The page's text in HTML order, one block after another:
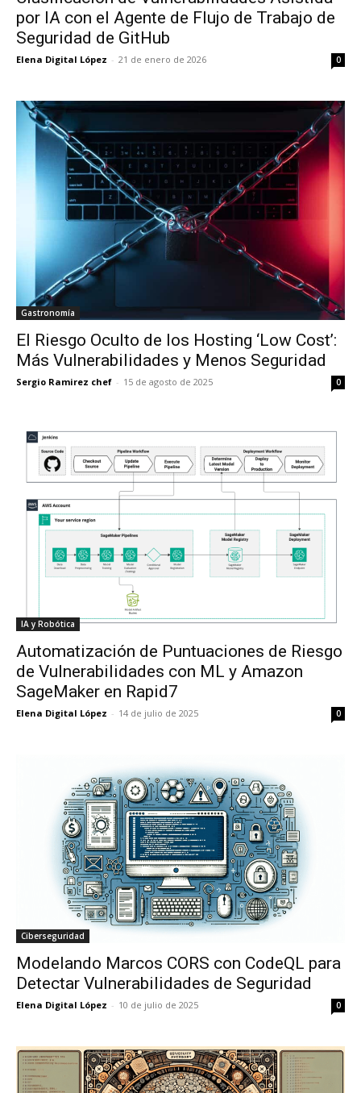
por IA con el Agente de Flujo de Trabajo de
Seguridad de GitHub
Elena Digital López - 21 de enero de 2026 0
Gastronomía
El Riesgo Oculto de los Hosting ‘Low Cost’:
Más Vulnerabilidades y Menos Seguridad
Sergio Ramirez chef - 15 de agosto de 2025 0
IA y Robótica
Automatización de Puntuaciones de Riesgo
de Vulnerabilidades con ML y Amazon
SageMaker en Rapid7
Elena Digital López - 14 de julio de 2025 0
Ciberseguridad
Modelando Marcos CORS con CodeQL para
Detectar Vulnerabilidades de Seguridad
Elena Digital López - 10 de julio de 2025 0